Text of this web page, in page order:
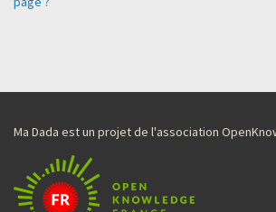
Ma Dada est un projet de l'association